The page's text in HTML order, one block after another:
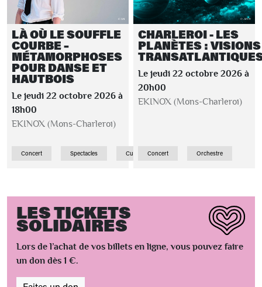
LÀ OÙ LE SOUFFLE
COURBE –
MÉTAMORPHOSES
POUR DANSE ET
HAUTBOIS
Le jeudi 22 octobre 2026 à
18h00
EKINOX (Mons-Charleroi)
Concert Spectacles Curiosité
CHARLEROI - LES
PLANÈTES : VISIONS
Le jeudi 22 octobre 2026 à
20h00
EKINOX (Mons-Charleroi)
Concert Orchestre
LES TICKETS
SOLIDAIRES
Lors de l’achat de vos billets en ligne, vous pouvez faire
un don dès 1 €.